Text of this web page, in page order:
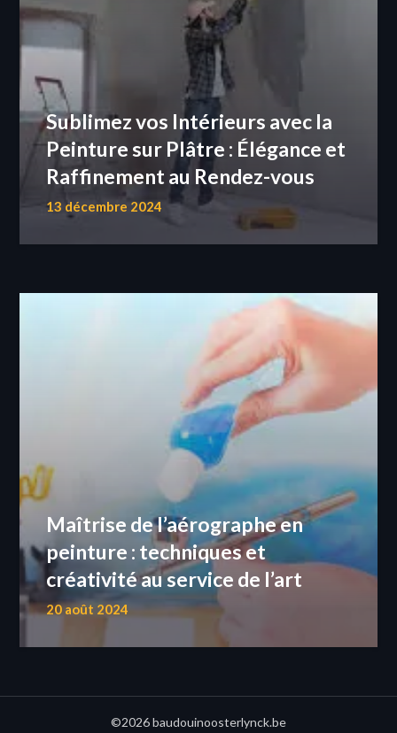
Sublimez vos Intérieurs avec la
Peinture sur Plâtre : Élégance et
Raffinement au Rendez-vous
13 décembre 2024
Maîtrise de l’aérographe en
peinture : techniques et
créativité au service de l’art
20 août 2024
©2026 baudouinoosterlynck.be